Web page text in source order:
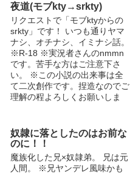
夜道(モブkty→srkty)
リクエストで「モブktyからの
srkty」です！ いつも通りヤマ
ナシ、オチナシ、イミナシ話。
※R-18 ※実況者さんのnmmn
です。苦手な方はご注意下さ
い。 ※この小説の出来事は全
て二次創作です。捏造なのでご
理解の程よろしくお願いしま
ます！
奴隷に落としたのはお前な
のに！！
魔族化した兄×奴隷弟。 兄は元
人間。 ※兄ヤンデレ風味かも